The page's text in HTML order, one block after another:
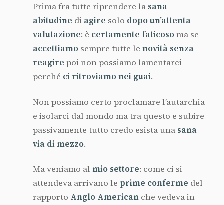
Prima fra tutte riprendere la sana
abitudine di agire solo dopoun’attenta
valutazione: è certamente faticosoma se
accettiamo sempre tutte le novità senza
reagire poi non possiamo lamentarci
perché ci ritroviamonei guai.
Non possiamo certo proclamare l’autarchia
e isolarci dal mondo ma tra questo e subire
passivamente tutto credo esista una sana
via di mezzo.
Ma veniamo al mio settore: come ci si
attendeva arrivano le prime conferme del
rapporto Anglo American che vedeva in